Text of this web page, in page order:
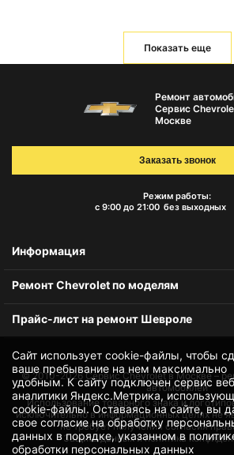
Показать еще
Сайт использует cookie-файлы, чтобы
ваше пребывание на нем максимально
удобным. К cайту подключен сервис
аналитики Яндекс.Метрика,
cookie-файлы. Оставаясь на сайте, вы
своесогласие на обработку
данных в порядке, указанном в
обработки персональных данных
Ремонт
Сервис
Москве
Режим работы:
с 9:00 до 21:00 без выходных
Заказать звонок
Информация
Ремонт Chevrolet по моделям
Прайс-лист на ремонт Шевроле
© 2010-2026Сервис Chevrolet в Москве –
автомобилей
Использование товарного знака и
исключительно в информационных целях не
не требует получения согласия
Защита данных и политика